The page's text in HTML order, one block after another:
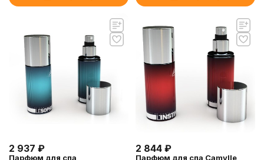
2 937 ₽
Парфюм для спа
2 844 ₽
Парфюм для спа Camylle